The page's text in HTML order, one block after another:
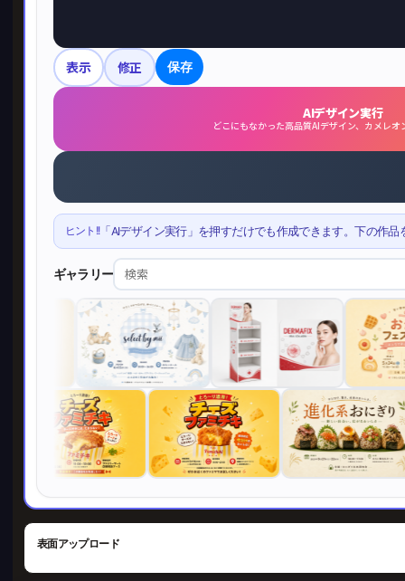
表示 修正 保存
AIデザイン実行
どこにもなかった高品質AIデザイン、カメレ
ヒント!!「AIデザイン実行」を押すだけでも作成できます。下の作
ギャラリー
表面アップロード